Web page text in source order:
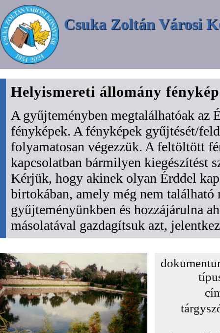
Csuka Zoltán Városi
Helyismereti állomány
A gyűjteményben megtalálhatóak az
fényképek. A fényképek gyűjtését/
folyamatosan végezzük. A feltöltött
kapcsolatban bármilyen kiegészítést
Kérjük, hogy akinek olyan Érddel
birtokában, amely még nem található
gyűjteményünkben és hozzájárulna
másolatával gazdagítsuk azt,